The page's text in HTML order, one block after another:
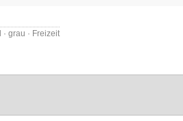
grau · Freizeit